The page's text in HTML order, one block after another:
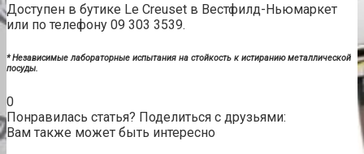
Доступен в бутике Le Creuset в Вестфилд-Ньюмаркет
или по телефону 09 303 3539.
* Независимые лабораторные испытания на стойкость к истиранию металлической
посуды.
0
Понравилась статья? Поделиться с друзьями:
Вам также может быть интересно